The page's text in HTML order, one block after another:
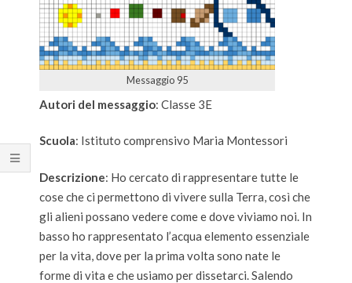
Messaggio 95
Autori del messaggio: Classe 3E
Scuola: Istituto comprensivo Maria Montessori
Descrizione: Ho cercato di rappresentare tutte le
cose che ci permettono di vivere sulla Terra, così che
gli alieni possano vedere come e dove viviamo noi. In
basso ho rappresentato l’acqua elemento essenziale
per la vita, dove per la prima volta sono nate le
forme di vita e che usiamo per dissetarci. Salendo